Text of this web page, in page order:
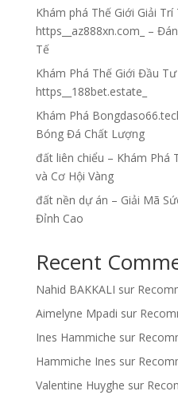
Khám phá Thế Giới Giải
https__az888xn.com_ –
Tế
Khám Phá Thế Giới Đầu
https__188bet.estate_
Khám Phá
Bóng Đá Chất Lượng
đất liên chiểu – Khám Phá
và Cơ Hội Vàng
đất nền dự án – Giải Mã
Đỉnh Cao
Recent
Nahid BAKKALI sur
Aimelyne Mpadi sur
Ines Hammiche sur
Hammiche Ines sur
Valentine Huyghe sur